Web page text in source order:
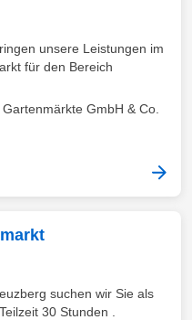
unsere Leistungen im
für den Bereich
GmbH & Co.
suchen wir Sie als
30 Stunden .